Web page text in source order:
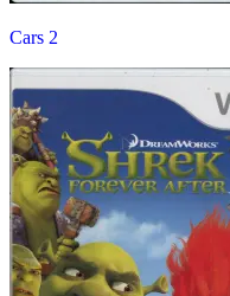
Cars 2